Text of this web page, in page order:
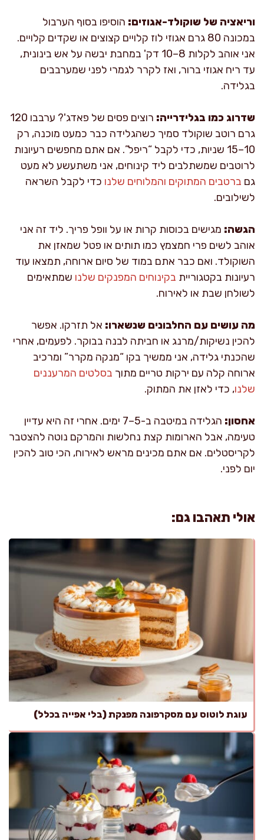
וריאציה של שוקולד-אגוזים: הוסיפו בסוף הערבול
במכונה 80 גרם אגוזי לוז קלויים קצוצים או שקדים קלויים.
אני אוהב לקלות 8–10 דק' במחבת יבשה על אש בינונית,
עד ריח אגוזי ברור, ואז לקרר לגמרי לפני שמערבבים
בגלידה.
שדרוג כמו בגלידרייה:
רוצים פסים של פאדג'? ערבבו 120
גרם רוטב שוקולד סמיך כשהגלידה כבר כמעט מוכנה, רק
10–15 שניות, כדי לקבל “ריפל”. אם אתם מחפשים רעיונות
לרוטבים שמשתלבים ליד קינוחים, אני משתעשע לא מעט
גם ברטבים המתוקים והמלוחים שלנו כדי לקבל השראה
לשילובים.
הגשה: מגישים בכוסות קרות או על וופל פריך. ליד זה אני
אוהב לשים פרי חמצמץ כמו תותים או פטל שמאזן את
השוקולד. ואם כבר אתם במוד של סיום ארוחה, תמצאו עוד
רעיונות בקטגוריית בקינוחים המפנקים שלנו שמתאימים
לשולחן שבת או לאירוח.
מה עושים עם החלבונים שנשארו: אל תזרקו. אפשר
להכין נשיקות/מרנג או חביתה לבנה בבוקר. לפעמים, אחרי
שהכנתי גלידה, אני ממשיך בקו “מנקה מקרר” ומרכיב
ארוחה קלה עם ירקות טריים מתוך בסלטים המרעננים
שלנו, כדי לאזן את המתוק.
אחסון:
הגלידה במיטבה ב-5–7 ימים. אחרי זה היא עדיין
טעימה, אבל הארומות קצת נחלשות והמרקם נוטה להצטבר
לקריסטלים. אם אתם מכינים מראש לאירוח, הכי טוב להכין
יום לפני.
אולי תאהבו גם:
עוגת לוטוס עם מסקרפונה מפנקת (בלי אפייה בכלל)